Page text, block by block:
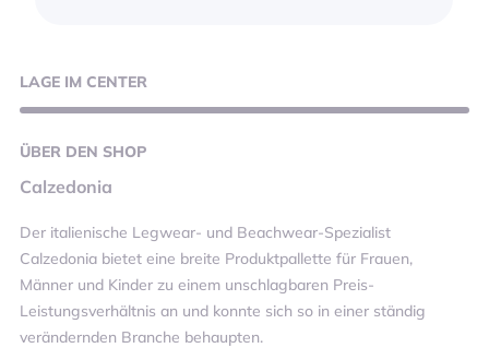
LAGEIM CENTER
ÜBERDEN SHOP
Calzedonia
Der italienische Legwear- und Beachwear-Spezialist
Calzedonia bietet eine breite Produktpallette für Frauen,
Männer und Kinder zu einem unschlagbaren Preis-
Leistungsverhältnis an und konnte sich so in einer ständig
verändernden Branche behaupten.